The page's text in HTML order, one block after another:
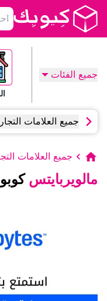
جميع الفئات
جميع العلامات
جميع العلامات
مالويربايتس